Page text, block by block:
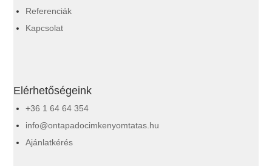
Referenciák
Kapcsolat
Elérhetőségeink
+36 1 64 64 354
info@ontapadocimkenyomtatas.hu
Ajánlatkérés